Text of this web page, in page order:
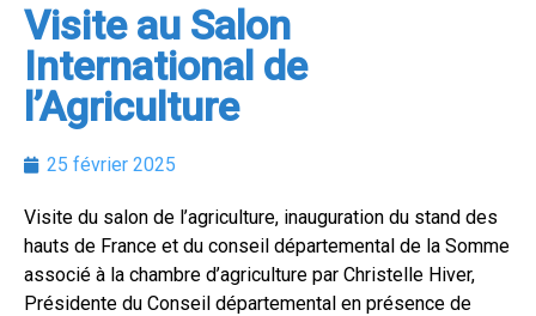
Visite au Salon
International de
l’Agriculture
25 février 2025
Visite du salon de l’agriculture, inauguration du stand des
hauts de France et du conseil départemental de la Somme
associé à la chambre d’agriculture par Christelle Hiver,
Présidente du Conseil départemental en présence de